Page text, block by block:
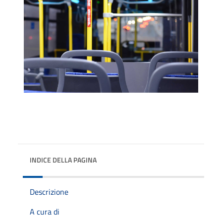
INDICE DELLA PAGINA
Descrizione
A cura di